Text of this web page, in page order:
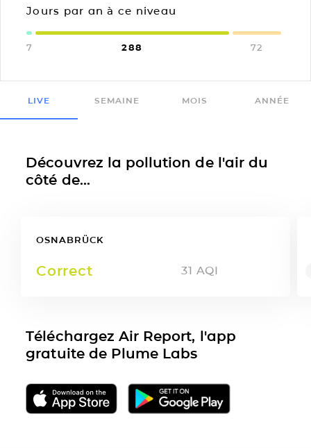
Jours par an à ce niveau
7 288 72
LIVE SEMAINE MOIS ANNÉE
Découvrez la pollution de l'air du
côté de...
OSNABRÜCK
Correct 31 AQI
Téléchargez Air Report, l'app
gratuite de Plume Labs